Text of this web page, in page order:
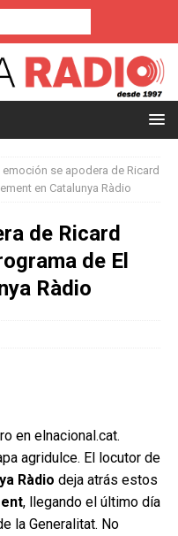
emoción se apodera de Ricard
en Catalunya Ràdio
de Ricard
de El
Ràdio
en elnacional.cat.
agridulce. El locutor de
Ràdio deja atrás estos
, llegando el último día
la Generalitat. No